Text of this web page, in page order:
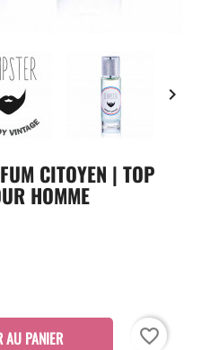

CITOYEN | TOP
HOMME
AU PANIER favorite_border